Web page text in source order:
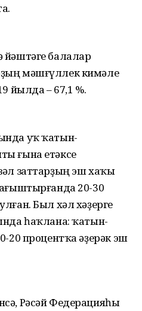
йәштәге балалар
мәшғүллек кимәле
йылда – 67,1 %.
уҡ ҡатын-
ғына етәксе
заттарҙың эш хаҡы
20-30
Был хәл хәҙерге
һаҡлана: ҡатын-
20 процентҡа әҙерәк эш
Рәсәй Федерацияһы